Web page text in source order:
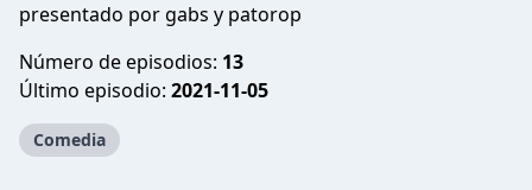
presentado por gabs y patorop
Número de episodios: 13
Último episodio: 2021-11-05
Comedia